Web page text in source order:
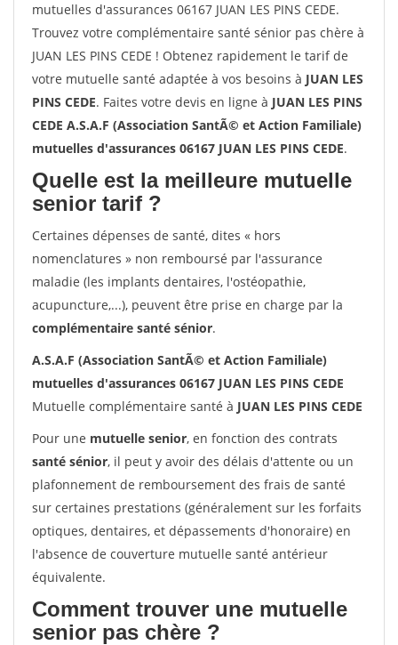
mutuelles d'assurances 06167 JUAN LES PINS CEDE.
Trouvez votre complémentaire santé sénior pas chère à
JUAN LES PINS CEDE ! Obtenez rapidement le tarif de
votre mutuelle santé adaptée à vos besoins à JUAN LES
PINS CEDE. Faites votre devis en ligne à JUAN LES PINS
CEDE A.S.A.F (Association SantÃ© et Action Familiale)
mutuelles d'assurances 06167 JUAN LES PINS CEDE.
Quelle est la meilleure mutuelle
senior tarif ?
Certaines dépenses de santé, dites « hors
nomenclatures » non remboursé par l'assurance
maladie (les implants dentaires, l'ostéopathie,
acupuncture,...), peuvent être prise en charge par la
complémentaire santé sénior.
A.S.A.F (Association SantÃ© et Action Familiale)
mutuelles d'assurances 06167 JUAN LES PINS CEDE
Mutuelle complémentaire santé à JUAN LES PINS CEDE
Pour une mutuelle senior, en fonction des contrats
santé sénior, il peut y avoir des délais d'attente ou un
plafonnement de remboursement des frais de santé
sur certaines prestations (généralement sur les forfaits
optiques, dentaires, et dépassements d'honoraire) en
l'absence de couverture mutuelle santé antérieur
équivalente.
Comment trouver une mutuelle
senior pas chère ?